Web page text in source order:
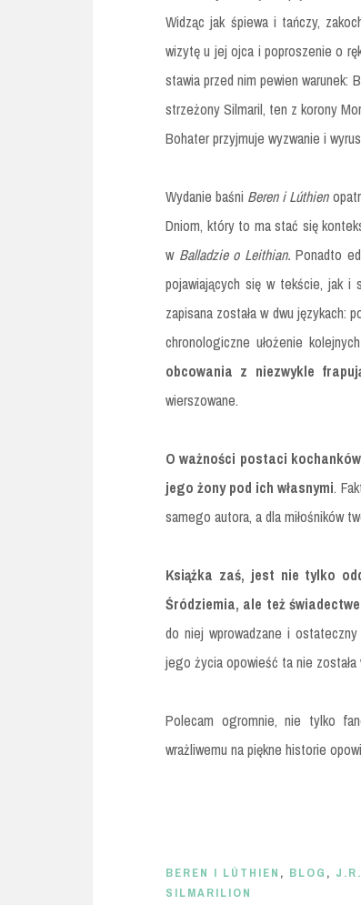
Widząc jak śpiewa i tańczy,
wizytę u jej ojca i poproszenie o
stawia przed nim pewien warunek:
strzeżony Silmaril, ten z korony
Bohater przyjmuje wyzwanie i
Wydanie baśni Beren i Lúthien
Dniom, który to ma stać się
w Balladzie o Leithian.Ponadto
pojawiających się w tekście, jak i
zapisana została w dwu językach:
chronologiczne ułożenie
obcowania z niezwykle
wierszowane.
O ważności postaci
jego żony pod ich własnymi.
samego autora, a dla miłośników
Książka zaś, jest nie tylko
Śródziemia, ale też
do niej wprowadzane i
jego życia opowieść ta nie
Polecam ogromnie, nie tylko
wrażliwemu na piękne historie
BEREN I LÚTHIEN , BLOG ,
SILMARILION